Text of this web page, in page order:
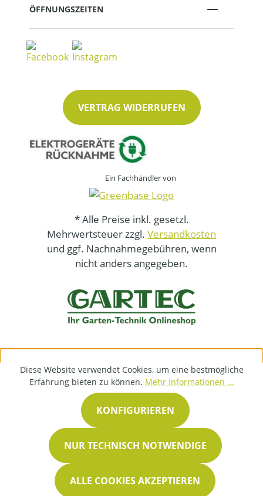
ÖFFNUNGSZEITEN
VERTRAG WIDERRUFEN
Ein Fachhändler von
* Alle Preise inkl. gesetzl.
Mehrwertsteuer zzgl. Versandkosten
und ggf. Nachnahmegebühren, wenn
nicht anders angegeben.
Diese Website verwendet Cookies, um eine bestmögliche
Erfahrung bieten zu können. Mehr Informationen ...
NUR TECHNISCH NOTWENDIGE
KONFIGURIEREN
ALLE COOKIES AKZEPTIEREN